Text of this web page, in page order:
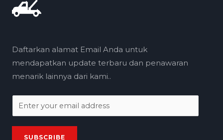
Daftarkan alamat Email Anda untuk
mendapatkan update terbaru dan penawaran
menarik lainnya dari kami..
m
a
SUBSCRIBE